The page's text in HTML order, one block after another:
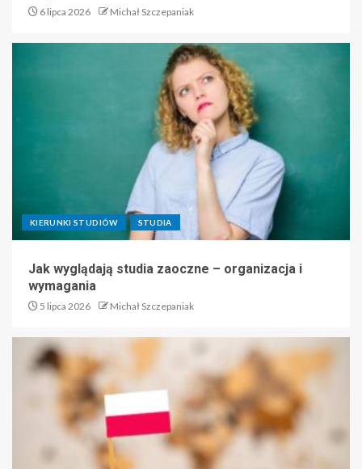
6 lipca 2026 Michał Szczepaniak
KIERUNKI STUDIÓW STUDIA
Jak wyglądają studia zaoczne – organizacja i
wymagania
5 lipca 2026 Michał Szczepaniak